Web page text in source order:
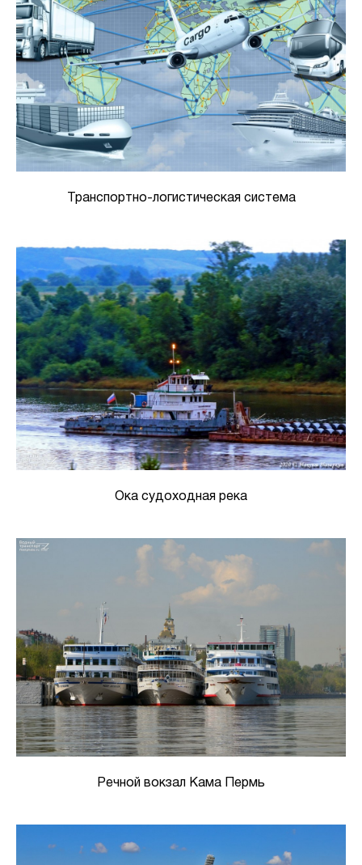
Транспортно-логистическая система
Ока судоходная река
Речной вокзал Кама Пермь